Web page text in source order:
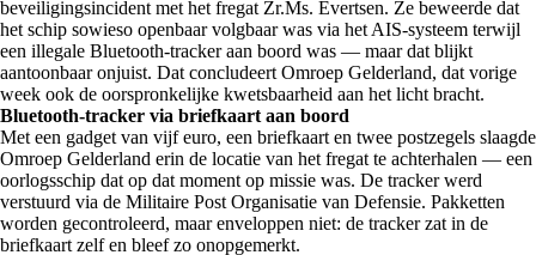
beveiligingsincident met het fregat Zr.Ms. Evertsen. Ze beweerde dat
het schip sowieso openbaar volgbaar was via het AIS-systeem terwijl
een illegale Bluetooth-tracker aan boord was — maar dat blijkt
aantoonbaar onjuist. Dat concludeert Omroep Gelderland, dat vorige
week ook de oorspronkelijke kwetsbaarheid aan het licht bracht.
Bluetooth-tracker via briefkaart aan boord
Met een gadget van vijf euro, een briefkaart en twee postzegels slaagde
Omroep Gelderland erin de locatie van het fregat te achterhalen — een
oorlogsschip dat op dat moment op missie was. De tracker werd
verstuurd via de Militaire Post Organisatie van Defensie. Pakketten
worden gecontroleerd, maar enveloppen niet: de tracker zat in de
briefkaart zelf en bleef zo onopgemerkt.